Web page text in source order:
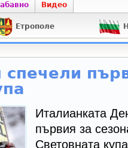
Видео
Етрополе
Италианката
първия за
Световната